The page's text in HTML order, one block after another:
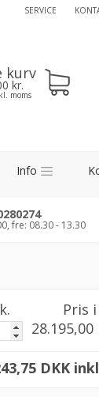
SERVICE
kurv
kr.
moms
Info
fre: 08.30 - 13.30
Pris
28.195,00
DKK